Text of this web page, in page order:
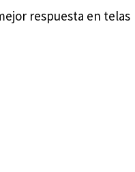
respuesta en telas